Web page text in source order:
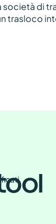
società di
trasloco